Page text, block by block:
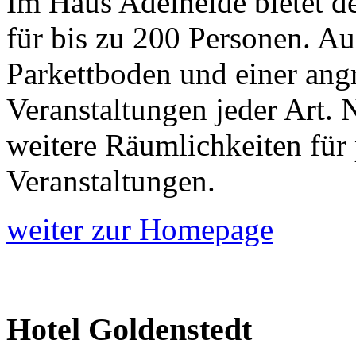
für bis zu 200 Personen.
Parkettboden und einer
Veranstaltungen jeder Art.
weitere Räumlichkeiten
Veranstaltungen.
weiter zur Homepage
Hotel Goldenstedt